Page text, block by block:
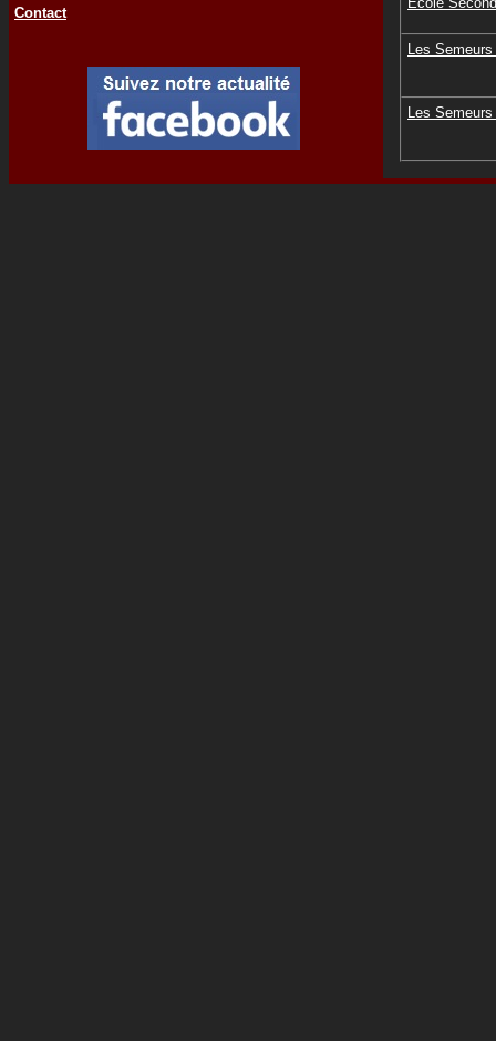
Contact
Les
Les